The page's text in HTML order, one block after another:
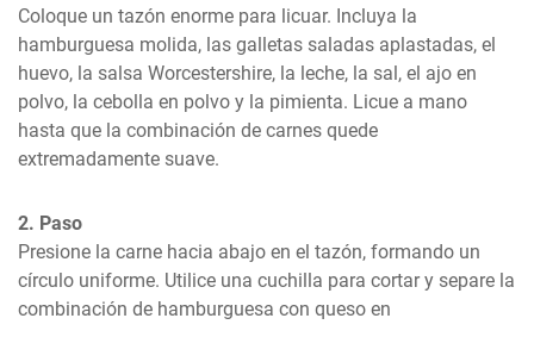
Coloque un tazón enorme para licuar. Incluya la
hamburguesa molida, las galletas saladas aplastadas, el
huevo, la salsa Worcestershire, la leche, la sal, el ajo en
polvo, la cebolla en polvo y la pimienta. Licue a mano
hasta que la combinación de carnes quede
extremadamente suave.
2. Paso
Presione la carne hacia abajo en el tazón, formando un
círculo uniforme. Utilice una cuchilla para cortar y separe la
combinación de hamburguesa con queso en